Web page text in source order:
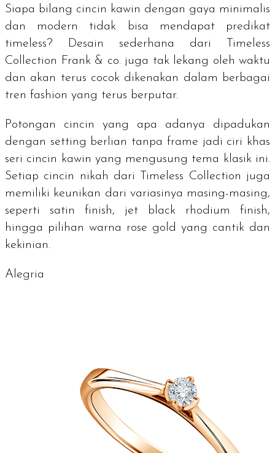
Siapa bilang cincin kawin dengan gaya minimalis
dan modern tidak bisa mendapat predikat
timeless? Desain sederhana dari
Timeless
Collection Frank & co. juga tak lekang oleh waktu
dan akan terus cocok dikenakan dalam berbagai
tren fashion yang terus berputar.
Potongan cincin yang apa adanya dipadukan
dengan setting berlian tanpa frame jadi ciri khas
seri cincin kawin yang mengusung tema klasik ini.
Setiap cincin nikah dari
Timeless Collection juga
memiliki keunikan dari variasinya masing-masing,
seperti satin finish, jet black rhodium finish,
hingga pilihan warna rose gold yang cantik dan
kekinian.
Alegria